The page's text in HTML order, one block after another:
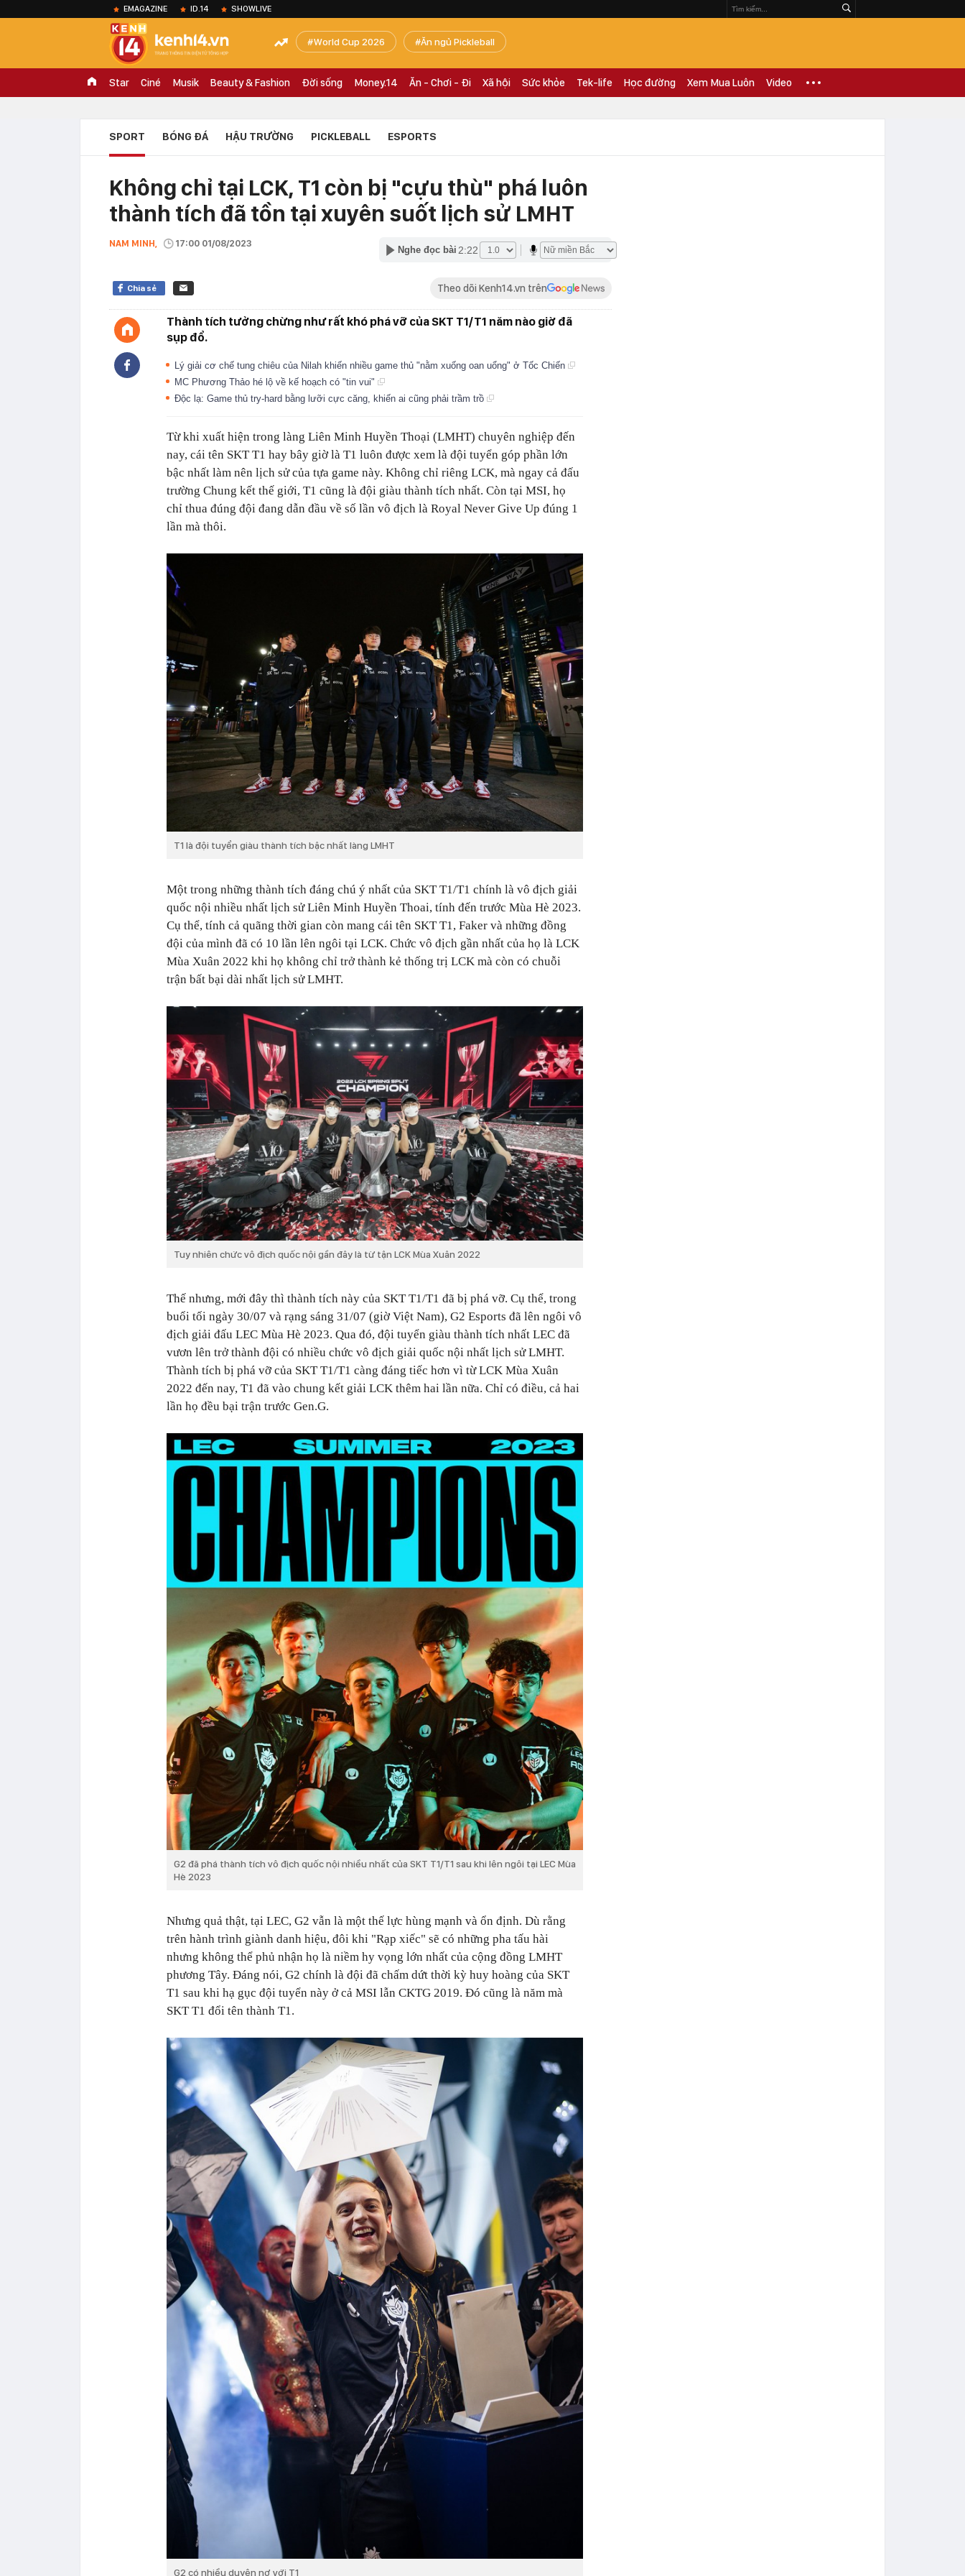
EMAGAZINE ID.14 SHOWLIVE
World Cup 2026 Ăn ngủ Pickleball
Star Ciné Musik Beauty & Fashion Đời sống Money.14 Ăn - Chơi - Đi Xã hội Sức khỏe Tek-life Học đường Xem Mua Luôn Video
SPORT BÓNG ĐÁ HẬU TRƯỜNG PICKLEBALL ESPORTS
Không chỉ tại LCK, T1 còn bị "cựu thù" phá luôn
thành tích đã tồn tại xuyên suốt lịch sử LMHT
NAM MINH, 17:00 01/08/2023
Nghe đọc bài 2:22
Chia sẻ Theo dõi Kenh14.vn trên
Thành tích tưởng chừng như rất khó phá vỡ của SKT T1/T1 năm nào giờ đã
sụp đổ.
Lý giải cơ chế tung chiêu của Nilah khiến nhiều game thủ "nằm xuống oan uổng" ở Tốc Chiến
MC Phương Thảo hé lộ về kế hoạch có "tin vui"
Độc lạ: Game thủ try-hard bằng lưỡi cực căng, khiến ai cũng phải trầm trồ
Từ khi xuất hiện trong làng Liên Minh Huyền Thoại (LMHT) chuyên nghiệp đến
nay, cái tên SKT T1 hay bây giờ là T1 luôn được xem là đội tuyển góp phần lớn
bậc nhất làm nên lịch sử của tựa game này. Không chỉ riêng LCK, mà ngay cả đấu
trường Chung kết thế giới, T1 cũng là đội giàu thành tích nhất. Còn tại MSI, họ
chỉ thua đúng đội đang dẫn đầu về số lần vô địch là Royal Never Give Up đúng 1
lần mà thôi.
T1 là đội tuyển giàu thành tích bậc nhất làng LMHT
Một trong những thành tích đáng chú ý nhất của SKT T1/T1 chính là vô địch giải
quốc nội nhiều nhất lịch sử Liên Minh Huyền Thoai, tính đến trước Mùa Hè 2023.
Cụ thể, tính cả quãng thời gian còn mang cái tên SKT T1, Faker và những đồng
đội của mình đã có 10 lần lên ngôi tại LCK. Chức vô địch gần nhất của họ là LCK
Mùa Xuân 2022 khi họ không chỉ trở thành kẻ thống trị LCK mà còn có chuỗi
trận bất bại dài nhất lịch sử LMHT.
Tuy nhiên chức vô địch quốc nội gần đây là từ tận LCK Mùa Xuân 2022
Thế nhưng, mới đây thì thành tích này của SKT T1/T1 đã bị phá vỡ. Cụ thể, trong
buổi tối ngày 30/07 và rạng sáng 31/07 (giờ Việt Nam), G2 Esports đã lên ngôi vô
địch giải đấu LEC Mùa Hè 2023. Qua đó, đội tuyển giàu thành tích nhất LEC đã
vươn lên trở thành đội có nhiều chức vô địch giải quốc nội nhất lịch sử LMHT.
Thành tích bị phá vỡ của SKT T1/T1 càng đáng tiếc hơn vì từ LCK Mùa Xuân
2022 đến nay, T1 đã vào chung kết giải LCK thêm hai lần nữa. Chỉ có điều, cả hai
lần họ đều bại trận trước Gen.G.
G2 đã phá thành tích vô địch quốc nội nhiều nhất của SKT T1/T1 sau khi lên ngôi tại LEC Mùa
Hè 2023
Nhưng quả thật, tại LEC, G2 vẫn là một thế lực hùng mạnh và ổn định. Dù rằng
trên hành trình giành danh hiệu, đôi khi "Rạp xiếc" sẽ có những pha tấu hài
nhưng không thể phủ nhận họ là niềm hy vọng lớn nhất của cộng đồng LMHT
phương Tây. Đáng nói, G2 chính là đội đã chấm dứt thời kỳ huy hoàng của SKT
T1 sau khi hạ gục đội tuyển này ở cả MSI lẫn CKTG 2019. Đó cũng là năm mà
SKT T1 đổi tên thành T1.
G2 có nhiều duyên nợ với T1